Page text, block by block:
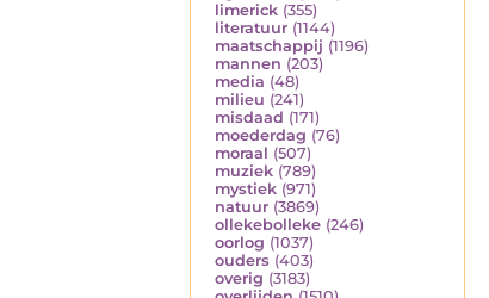
limerick (355)
literatuur (1144)
maatschappij (1196)
mannen (203)
media (48)
milieu (241)
misdaad (171)
moederdag (76)
moraal (507)
muziek (789)
mystiek (971)
natuur (3869)
ollekebolleke (246)
oorlog (1037)
ouders (403)
overig (3183)